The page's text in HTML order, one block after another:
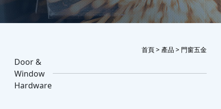
首頁> 產品 > 門窗五金
Door &
Window
Hardware